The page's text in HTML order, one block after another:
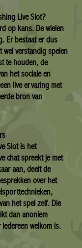
Live Slot?
op kans. De wielen
Er bestaat er dus
wel verstandig spelen
te houden, de
het sociale en
live ervaring met
bron van
Slot is het
chat spreekt je met
aan, deelt de
over het
het spel zelf. Die
dan anoniem
welkom is.